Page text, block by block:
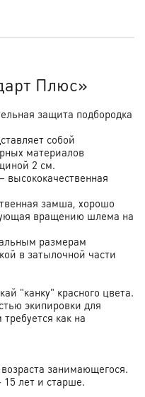
Плюс»
защита подбородка
собой
материалов
2 см.
высококачественная
замша, хорошо
вращению шлема на
размерам
в затылочной части
"канку" красного цвета.
экипировки для
как на
занимающегося.
лет и старше.